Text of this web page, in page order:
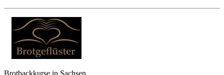
Brotbackkurse in Sachsen